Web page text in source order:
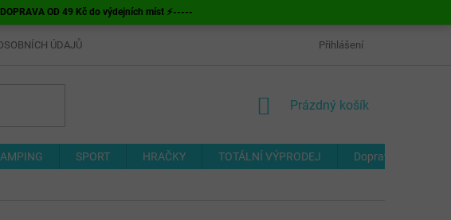
DOPRAVA OD 49 Kč do výdejních míst ⚡-----
ÚDAJŮ ODSTOUPENÍ OD SMLOUVY
Přihlášení
NÁKUPNÍ
Prázdný košík
SPORT HRAČKY TOTÁLNÍ VÝPRODEJ Doprava a platba